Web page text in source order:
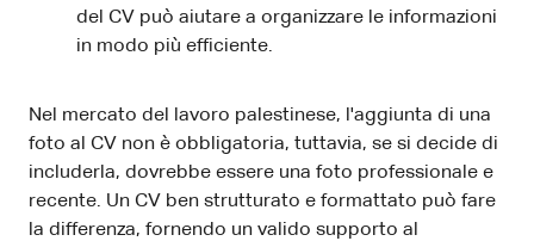
del CV può aiutare a organizzare le informazioni
in modo più efficiente.
Nel mercato del lavoro palestinese, l'aggiunta di una
foto al CV non è obbligatoria, tuttavia, se si decide di
includerla, dovrebbe essere una foto professionale e
recente. Un CV ben strutturato e formattato può fare
la differenza, fornendo un valido supporto al